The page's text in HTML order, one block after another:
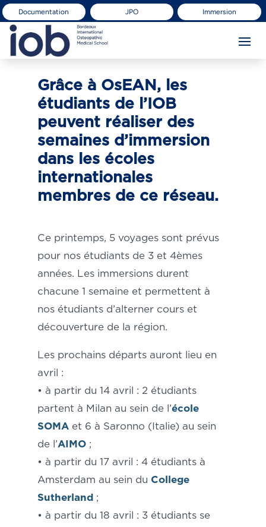
Documentation JPO Immersion
Grâce à OsEAN, les
étudiants de l’IOB
peuvent réaliser des
semaines d’immersion
dans les écoles
internationales
membres de ce réseau.
Ce printemps, 5 voyages sont prévus
pour nos étudiants de 3 et 4èmes
années. Les immersions durent
chacune 1 semaine et permettent à
nos étudiants d’alterner cours et
découverture de la région.
Les prochains départs auront lieu en
avril :
• à partir du 14 avril : 2 étudiants
partent à Milan au sein de l’école
SOMAet 6 à Saronno (Italie) au sein
de l’AIMO;
• à partir du 17 avril : 4 étudiants à
Amsterdam au sein du College
Sutherland ;
• à partir du 18 avril : 3 étudiants se